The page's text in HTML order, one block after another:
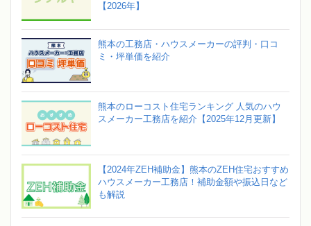
【2026年】
熊本の工務店・ハウスメーカーの評判・口コ
ミ・坪単価を紹介
熊本のローコスト住宅ランキング 人気のハウ
スメーカー工務店を紹介【2025年12月更新】
【2024年ZEH補助金】熊本のZEH住宅おすすめ
ハウスメーカー工務店！補助金額や振込日など
も解説